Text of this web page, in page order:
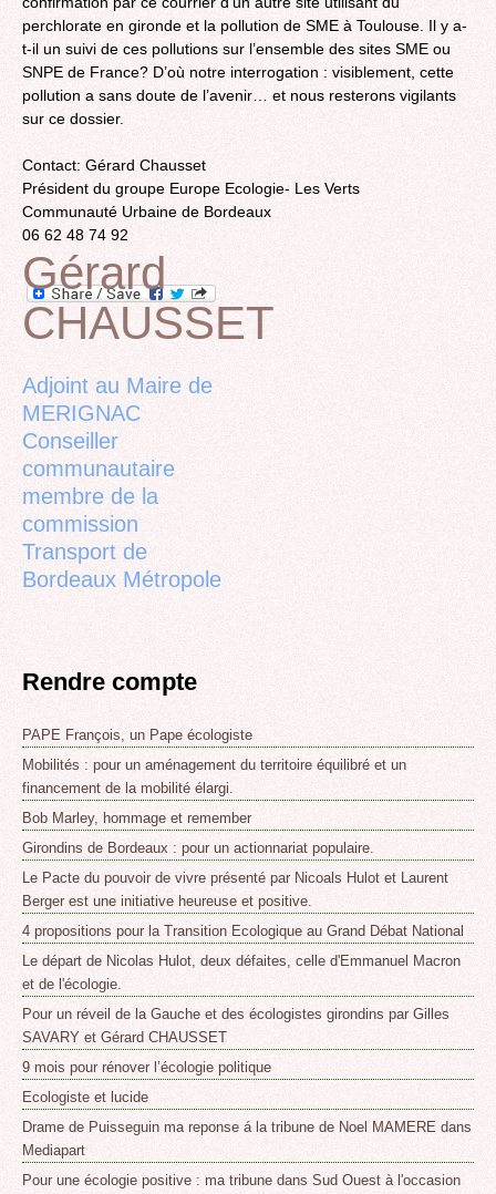
perchlorate en gironde et la pollution de SME à Toulouse. Il y a-
t-il un suivi de ces pollutions sur l’ensemble des sites SME ou
SNPE de France? D’où notre interrogation : visiblement, cette
pollution a sans doute de l’avenir… et nous resterons vigilants
sur ce dossier.
Contact: Gérard Chausset
Président du groupe Europe Ecologie- Les Verts
Communauté Urbaine de Bordeaux
06 62 48 74 92
Back
to
Gérard
CHAUSSET
Adjoint au Maire de
MERIGNAC
Conseiller
communautaire
membre de la
commission
Transport de
Bordeaux Métropole
Rendre compte
PAPE François, un Pape écologiste
Mobilités : pour un aménagement du territoire équilibré et un
financement de la mobilité élargi.
Bob Marley, hommage et remember
Girondins de Bordeaux : pour un actionnariat populaire.
Le Pacte du pouvoir de vivre présenté par Nicoals Hulot et Laurent
Berger est une initiative heureuse et positive.
4 propositions pour la Transition Ecologique au Grand Débat National
Le départ de Nicolas Hulot, deux défaites, celle d'Emmanuel Macron
et de l'écologie.
Pour un réveil de la Gauche et des écologistes girondins par Gilles
SAVARY et Gérard CHAUSSET
9 mois pour rénover l’écologie politique
Ecologiste et lucide
Drame de Puisseguin ma reponse á la tribune de Noel MAMERE dans
Mediapart
Pour une écologie positive : ma tribune dans Sud Ouest à l'occasion